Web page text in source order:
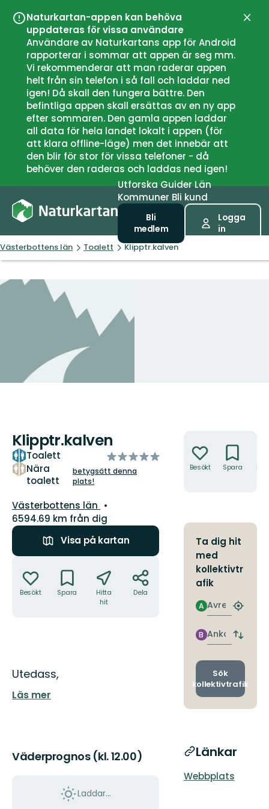
Naturkartan-appen kan behöva
uppdateras för vissa användare
Användare av Naturkartans app för Android
rapporterar i sommar att appen är seg mm.
Vi rekommenderar att man raderar appen
helt från sin telefon i så fall och laddar ned
igen! Då skall den fungera bättre. Den
befintliga appen skall ersättas av en ny app
efter sommaren. Den gamla appen laddar
all data för hela landet lokalt i appen (för
att klara offline-läge) men det innebär att
den blir för stor för vissa telefoner - då
behöver den raderas och laddas ned igen!
UtforskaGuiderLän
Kommuner Bli kund
Bli
medlem
Logga
in
Västerbottens län Toalett Klipptr.kalven
Klipptr.kalven
Toalett
Nära
toalett
av
5
betygsätt denna
plats!
Län:
Västerbottens län
6594.69 km från dig
Visa på kartan
Besökt Spara
Hitta
hit
Dela
Beskrivning
Utedass,
Läs mer
Väderprognos (kl. 12.00)
Laddar...
Besökt Spara
Ta dig hit
med
kollektivtr
afik
Avresa
A
Hitta
Ankomst
B
Byt
och
Sök
kollektivtrafik
Länkar
Webbplats